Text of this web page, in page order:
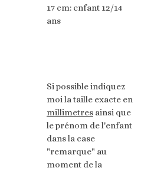
17 cm: enfant 12/14
ans
Si possible indiquez
moi la taille exacte en
millimetres ainsi que
le prénom de l'enfant
dans la case
"remarque" au
moment de la